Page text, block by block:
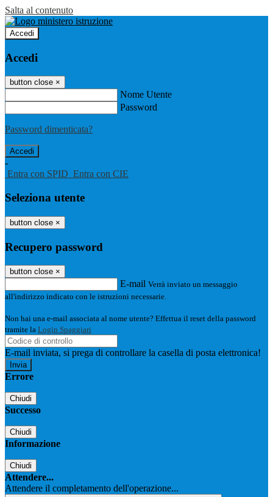
Salta al contenuto
Accedi
Accedi
button close ×
Nome Utente
Password
Password dimenticata?
-
Entra con SPID Entra con CIE
Seleziona utente
button close ×
Recupero password
button close ×
E-mail Verrà inviato un messaggio
all'indirizzo indicato con le istruzioni necessarie.
Non hai una e-mail associata al nome utente? Effettua il reset della password
tramite la Login Spaggiari
E-mail inviata, si prega di controllare la casella di posta elettronica!
Errore
Chiudi
Successo
Chiudi
Informazione
Chiudi
Attendere...
Attendere il completamento dell'operazione...